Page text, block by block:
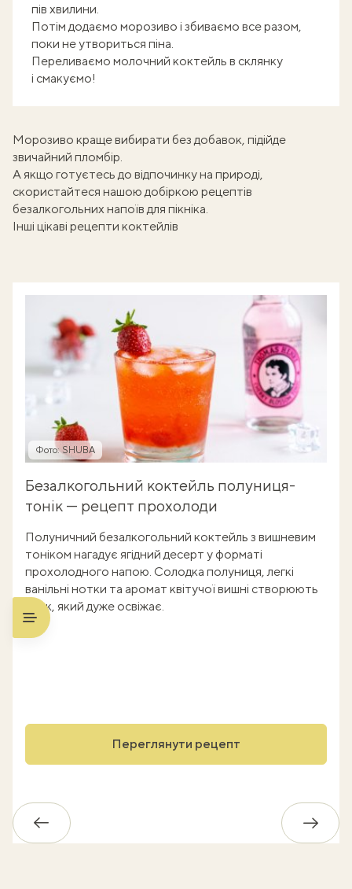
пів хвилини.
Потім додаємо морозиво і збиваємо все разом,
поки не утвориться піна.
Переливаємо молочний коктейль в склянку
і смакуємо!
Морозиво краще вибирати без добавок, підійде
звичайний пломбір.
А якщо готуєтесь до відпочинку на природі,
скористайтеся нашою добіркою рецептів
безалкогольних напоїв для пікніка.
Інші цікаві рецепти коктейлів
Фото: SHUBA
Безалкогольний коктейль полуниця-
тонік — рецепт прохолоди
Полуничний безалкогольний коктейль з вишневим
тоніком нагадує ягідний десерт у форматі
прохолодного напою. Солодка полуниця, легкі
ванільні нотки та аромат квітучої вишні створюють
смак, який дуже освіжає.
Переглянути рецепт
Назад